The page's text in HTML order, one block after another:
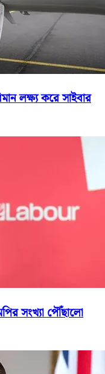
লক্ষ্য করে সাইবার
সংখ্যা পৌঁছালো